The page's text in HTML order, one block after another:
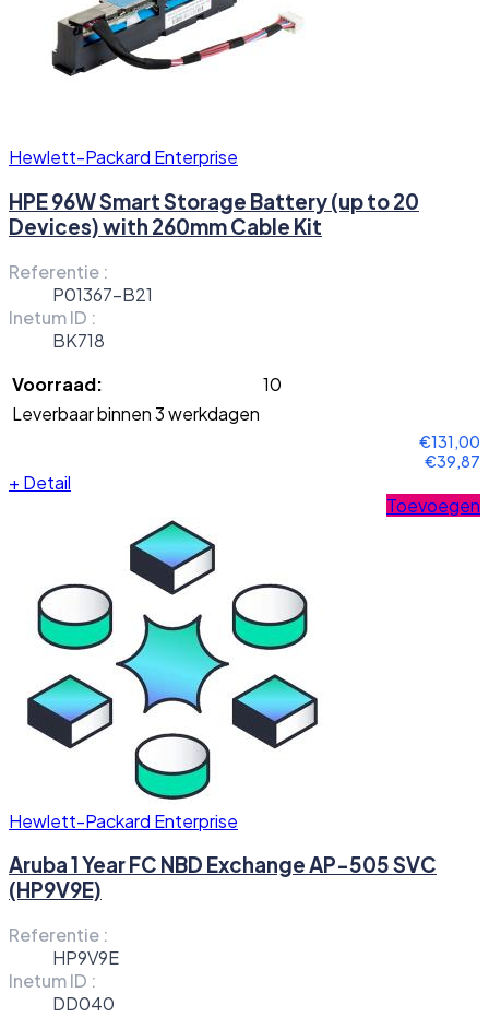
Hewlett-Packard Enterprise
HPE 96W Smart Storage Battery (up to 20
Devices) with 260mm Cable Kit
Referentie :
P01367-B21
Inetum ID :
BK718
Voorraad:
10
Leverbaar binnen 3 werkdagen
€131,00
€39,87
+ Detail
Toevoegen
Hewlett-Packard Enterprise
Aruba 1 Year FC NBD Exchange AP-505 SVC
(HP9V9E)
Referentie :
HP9V9E
Inetum ID :
DD040